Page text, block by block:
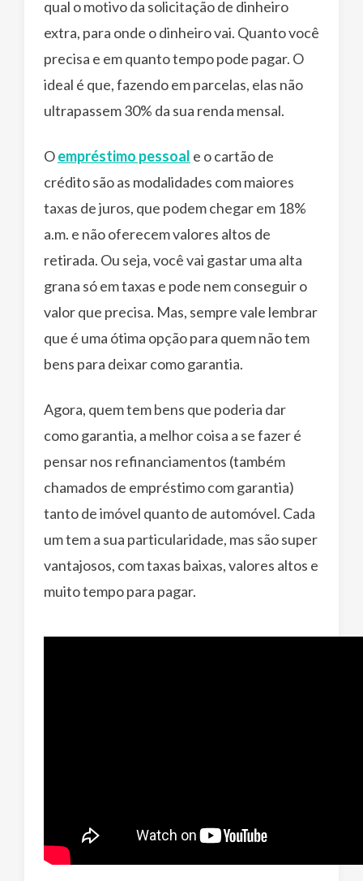
qual o motivo da solicitação de dinheiro
extra, para onde o dinheiro vai. Quanto você
precisa e em quanto tempo pode pagar. O
ideal é que, fazendo em parcelas, elas não
ultrapassem 30% da sua renda mensal.
Oempréstimo pessoal e o cartão de
crédito são as modalidades com maiores
taxas de juros, que podem chegar em 18%
a.m. e não oferecem valores altos de
retirada. Ou seja, você vai gastar uma alta
grana só em taxas e pode nem conseguir o
valor que precisa. Mas, sempre vale lembrar
que é uma ótima opção para quem não tem
bens para deixar como garantia.
Agora, quem tem bens que poderia dar
como garantia, a melhor coisa a se fazer é
pensar nos refinanciamentos (também
chamados de empréstimo com garantia)
tanto de imóvel quanto de automóvel. Cada
um tem a sua particularidade, mas são super
vantajosos, com taxas baixas, valores altos e
muito tempo para pagar.